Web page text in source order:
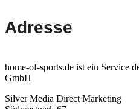
Adresse
home-of-sports.de ist ein Service
GmbH
Silver Media Direct Marketing